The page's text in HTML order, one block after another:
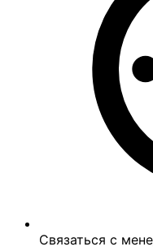
Связаться с